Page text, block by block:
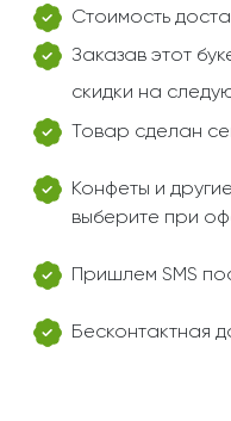
Стоимость
Заказав этот
скидки на
Товар сделан
Конфеты и
выберите при
Пришлем SMS
Бесконтактная